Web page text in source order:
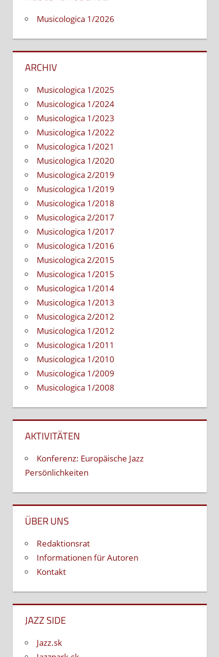
Musicologica 1/2026
ARCHIV
Musicologica 1/2025
Musicologica 1/2024
Musicologica 1/2023
Musicologica 1/2022
Musicologica 1/2021
Musicologica 1/2020
Musicologica 2/2019
Musicologica 1/2019
Musicologica 1/2018
Musicologica 2/2017
Musicologica 1/2017
Musicologica 1/2016
Musicologica 2/2015
Musicologica 1/2015
Musicologica 1/2014
Musicologica 1/2013
Musicologica 2/2012
Musicologica 1/2012
Musicologica 1/2011
Musicologica 1/2010
Musicologica 1/2009
Musicologica 1/2008
AKTIVITÄTEN
Konferenz: Europäische Jazz
Persönlichkeiten
ÜBER UNS
Redaktionsrat
Informationen für Autoren
Kontakt
JAZZ SIDE
Jazz.sk